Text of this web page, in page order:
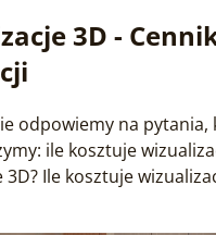
3D -
odpowiemy na
ile kosztuje
3D? Ile kosztuje